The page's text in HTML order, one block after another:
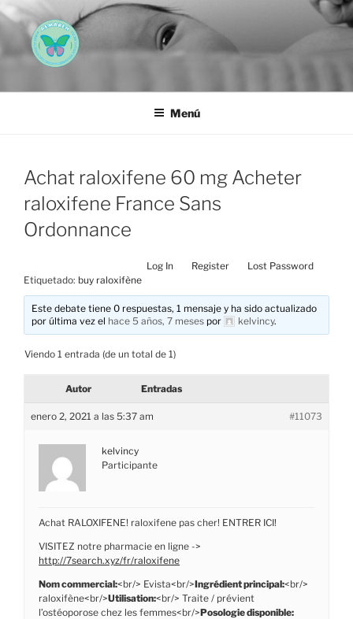
Saltar
al
contenido
AEMAREH
Menú
Achat raloxifene 60 mg Acheter
raloxifene France Sans
Ordonnance
Log In Register
Lost Password
Etiquetado: buy raloxifène
Este debate tiene 0 respuestas, 1 mensaje y ha sido actualizado
por última vez el hace 5 años, 7 meses por kelvincy.
Viendo 1 entrada (de un total de 1)
Autor Entradas
enero 2, 2021 a las 5:37 am #11073
kelvincy
Participante
Achat RALOXIFENE! raloxifene pas cher! ENTRER ICI!
VISITEZ notre pharmacie en ligne ->
http://7search.xyz/fr/raloxifene
Nom commercial:<br/> Evista<br/>Ingrédient principal:<br/>
raloxifène<br/>Utilisation:<br/> Traite / prévient
l’ostéoporose chez les femmes<br/>Posologie disponible: